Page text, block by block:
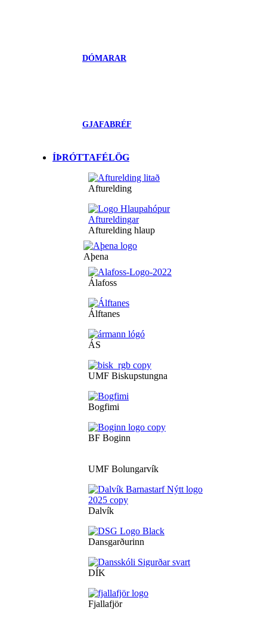
DÓMARAR
GJAFABRÉF
ÍÞRÓTTAFÉLÖG
Afturelding
Afturelding hlaup
Aþena
Álafoss
Álftanes
ÁS
UMF Biskupstungna
Bogfimi
BF Boginn
UMF Bolungarvík
Dalvík
Dansgarðurinn
DÍK
Fjallafjör